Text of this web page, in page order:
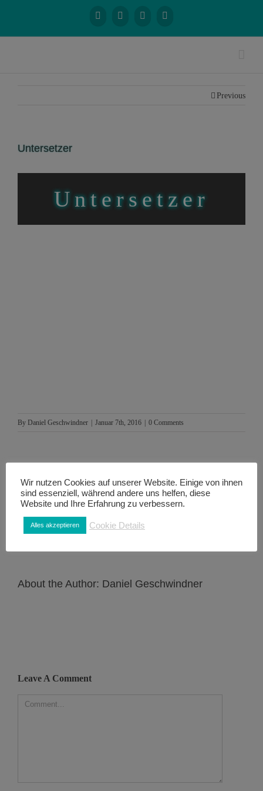
Previous
Untersetzer
Untersetzer
By Daniel Geschwindner Januar 7th, 2016 0 Comments
Wähle deine Plattform, um diese Seite zu
teilen.
About the Author: Daniel Geschwindner
Leave A Comment
Wir nutzen Cookies auf unserer Website. Einige von ihnen
sind essenziell, während andere uns helfen, diese
Website und Ihre Erfahrung zu verbessern.
Alles akzeptieren Cookie Details